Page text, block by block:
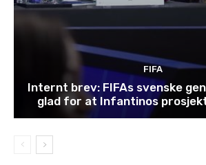
FIFA
Internt brev: FIFAs svenske
glad for at Infantinos